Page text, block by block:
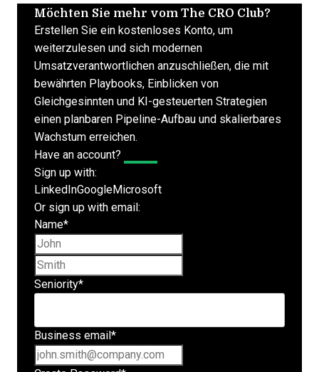
Möchten Sie mehr vom The CRO Club?
Erstellen Sie ein kostenloses Konto, um
weiterzulesen und sich modernen
Umsatzverantwortlichen anzuschließen, die mit
bewährten Playbooks, Einblicken von
Gleichgesinnten und KI-gesteuerten Strategien
einen planbaren Pipeline-Aufbau und skalierbares
Wachstum erreichen.
Have an account?
Sign up with:
LinkedInGoogleMicrosoft
Or sign up with email:
Name*
Seniority*
Business email *